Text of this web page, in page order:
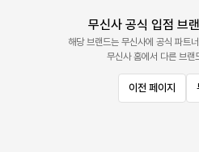
무신사 공식 입점 브
해당 브랜드는 무신사에 공식 파트
무신사 홈에서 다른 브랜
이전 페이지